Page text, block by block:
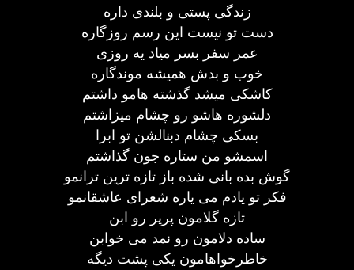
زندگی پستی و بلندی داره
دست تو نیست این رسم روزگاره
عمر سفر بسر میاد یه روزی
خوب و بدش همیشه موندگاره
کاشکی میشد گذشته هامو داشتم
دلشوره هاشو رو چشام میزاشتم
بسکی چشام دبنالشن تو ابرا
اسمشو من ستاره جون گذاشتم
گوش بده بانی شده باز تازه ترین ترانمو
فکر تو یادم می یاره شعرای عاشقانمو
تازه گلامون پرپر رو ابن
ساده دلامون رو نمد می خوابن
خاطرخواهامون یکی پشت دیگه